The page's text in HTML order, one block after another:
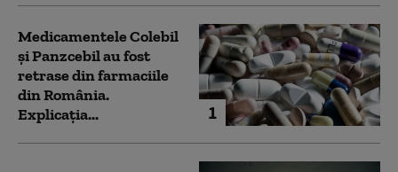
1
Medicamentele Colebil
și Panzcebil au fost
retrase din farmaciile
din România.
Explicația...